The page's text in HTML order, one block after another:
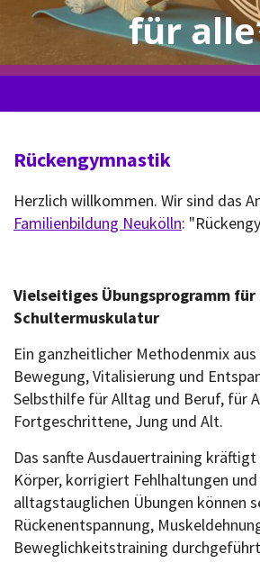
für
Rückengymnastik
Herzlich willkommen. Wir sind das
Familienbildung Neukölln:
Vielseitiges Übungsprogramm für
Schultermuskulatur
Ein ganzheitlicher Methodenmix aus
Bewegung, Vitalisierung und
Selbsthilfe für Alltag und Beruf, für
Fortgeschrittene, Jung und Alt.
Das sanfte Ausdauertraining
Körper, korrigiert Fehlhaltungen
alltagstauglichen Übungen können
Rückenentspannung,
Beweglichkeitstraining